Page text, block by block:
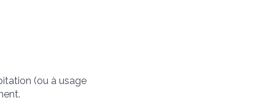
(ou à usage